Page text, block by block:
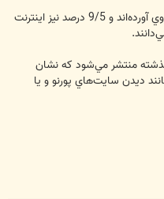
2/8 درصد براي فرار از مشكلات به اينترنت روي آورده‌اند و 9/5 درصد نيز اينترنت
منتشر مي‌شود كه نشان
ديدن سايت‌هاي پورنو و يا